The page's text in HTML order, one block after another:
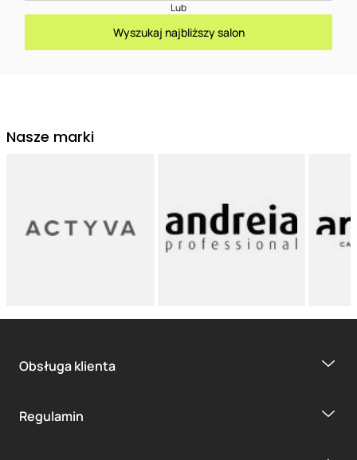
Lub
Wyszukaj najbliższy salon
Nasze marki
Obsługa klienta
Regulamin